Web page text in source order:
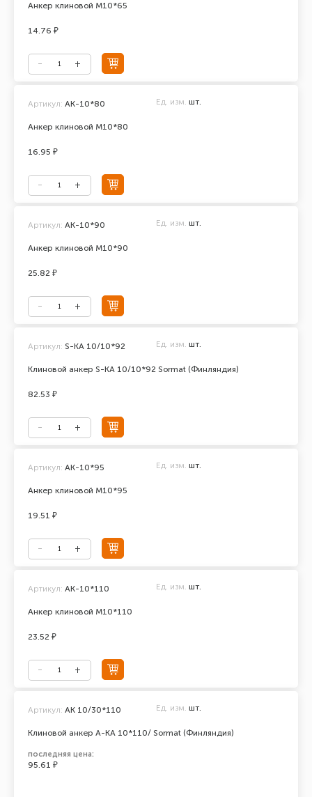
Анкер клиновой М10*65
14.76 ₽
Анкер клиновой М10*80
Артикул: АК-10*80 Ед. изм. шт.
16.95 ₽
Анкер клиновой М10*90
Артикул: АК-10*90 Ед. изм. шт.
25.82 ₽
Клиновой анкер S-KA 10/10*92 Sormat (Финляндия)
Артикул: S-KA 10/10*92 Ед. изм. шт.
82.53 ₽
Анкер клиновой М10*95
Артикул: АК-10*95 Ед. изм. шт.
19.51 ₽
Анкер клиновой М10*110
Артикул: АК-10*110 Ед. изм. шт.
23.52 ₽
Клиновой анкер A-KA 10*110/ Sormat (Финляндия)
Артикул: AK 10/30*110 Ед. изм. шт.
последняя цена:
95.61 ₽